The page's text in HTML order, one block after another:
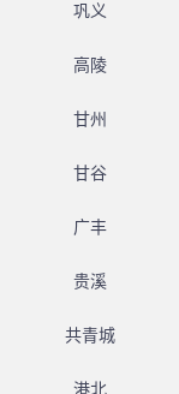
巩义
高陵
甘州
甘谷
广丰
贵溪
共青城
港北